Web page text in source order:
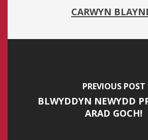
CARWYN
PREVIOUS POST
BLWYDDYN NEWYDD
ARAD GOCH!